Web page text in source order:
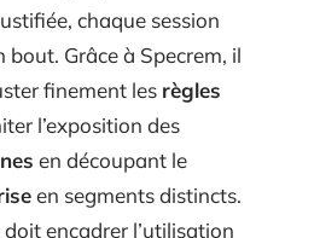
chaque session
bout. Grâce à Specrem, il
finement les règles
l’exposition des
en découpant le
en segments distincts.
encadrer l’utilisation